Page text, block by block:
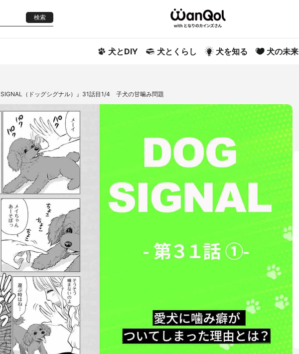
検索
犬とDIY 犬とくらし 犬を知る 犬の未来
SIGNAL（ドッグシグナル）』31話目1/4 子犬の甘噛み問題